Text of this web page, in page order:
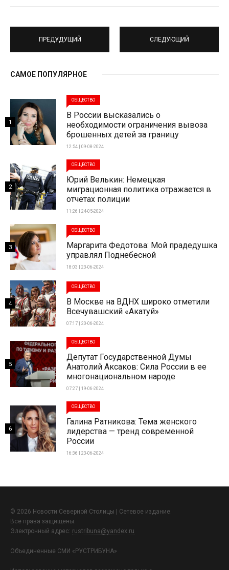
ПРЕДУДУЩИЙ СЛЕДУЮЩИЙ
САМОЕ ПОПУЛЯРНОЕ
ОБЩЕСТВО
В России высказались о
необходимости ограничения вывоза
брошенных детей за границу
12:54 | 09-08-2024
1
ОБЩЕСТВО
Юрий Велькин: Немецкая
миграционная политика отражается в
отчетах полиции
11:26 | 24-05-2024
2
ОБЩЕСТВО
Маргарита Федотова: Мой прадедушка
управлял Поднебесной
18:03 | 23-06-2024
3
ОБЩЕСТВО
В Москве на ВДНХ широко отметили
Всечувашский «Акатуй»
07:17 | 20-06-2024
4
ОБЩЕСТВО
Депутат Государственной Думы
Анатолий Аксаков: Сила России в ее
многонациональном народе
07:27 | 19-06-2024
5
ОБЩЕСТВО
Галина Ратникова: Тема женского
лидерства — тренд современной
России
16:36 | 23-06-2024
6
© 2026 Новости Северной Столицы | Сетевое издание.
Все права защищены.
Электронный адрес: rustribuna@yandex.ru
Объединенные СМИ «РУСТРИБУНА»